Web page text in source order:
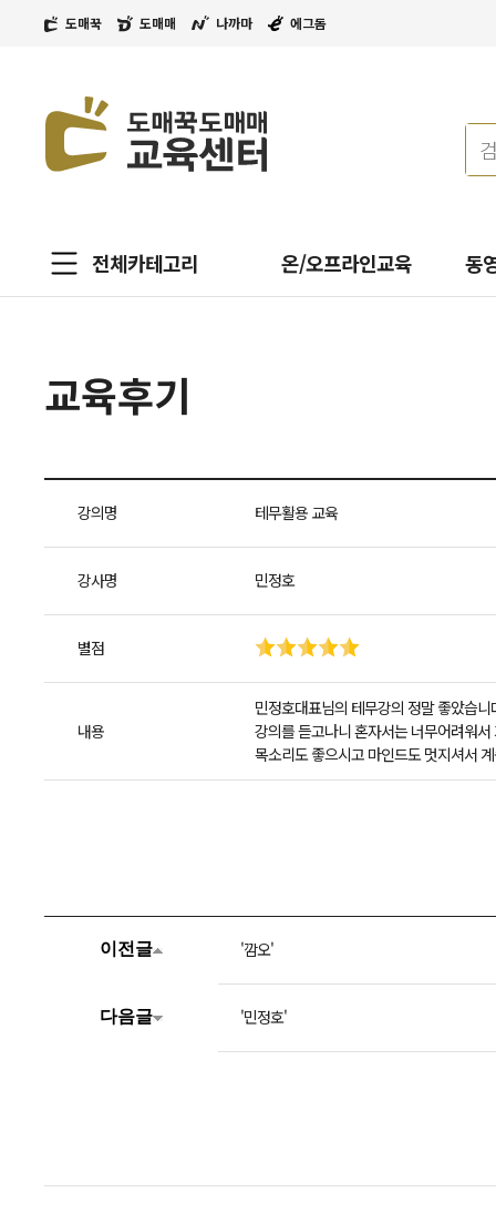
도매꾹 도매매 나까마 에그돔
전체카테고리 온/오프라인교육 동
교육후기
강의명 테무활용 교육
강사명 민정호
별점
내용
민정호대표님의 테무강의 정말 좋았습니
강의를 듣고나니 혼자서는 너무어려워
목소리도 좋으시고 마인드도 멋지셔서
이전글 '깜오'
다음글 '민정호'